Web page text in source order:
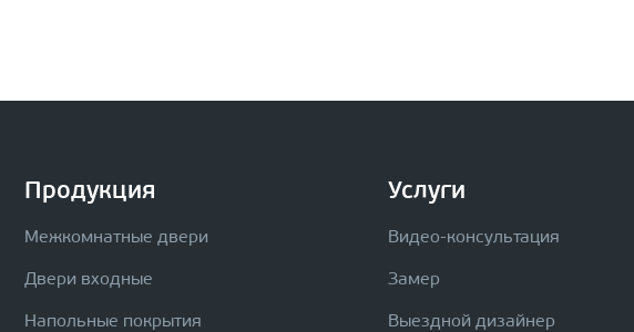
Продукция
Межкомнатные двери
Двери входные
Напольные покрытия
Услуги
Видео-консультация
Замер
Выездной дизайнер